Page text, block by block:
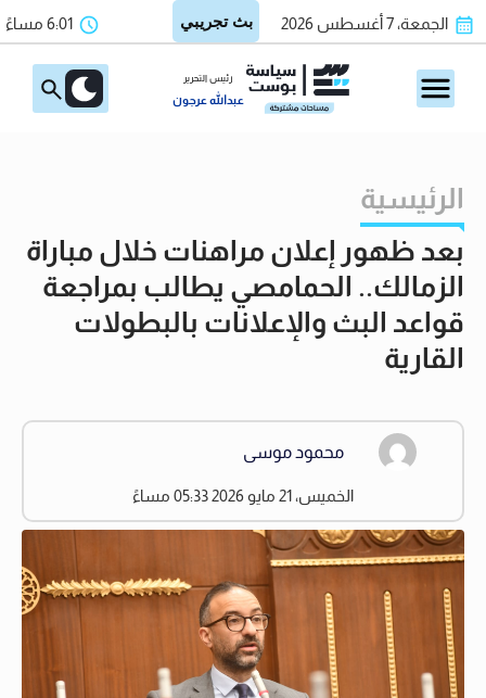
الجمعة، 7 أغسطس 2026 6:01 مساءً
رئيس التحرير
عبدالله عرجون
الرئيسية
بعد ظهور إعلان مراهنات خلال مباراة
الزمالك.. الحمامصي يطالب بمراجعة
قواعد البث والإعلانات بالبطولات
القارية
محمود موسى
الخميس، 21 مايو 2026 05:33 مساءً